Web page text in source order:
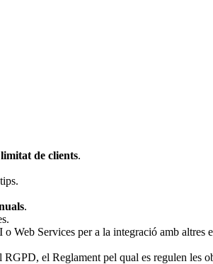
de clients.
.
o Web Services per a la integració amb altres
el Reglament pel qual es regulen les